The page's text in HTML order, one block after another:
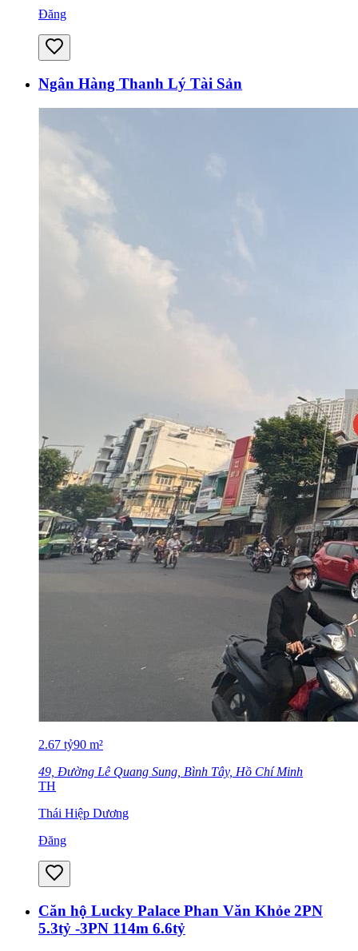
Đăng
Ngân Hàng Thanh Lý Tài Sản
2.67 tỷ90 m²
49, Đường Lê Quang Sung, Bình Tây, Hồ Chí Minh
TH
Thái Hiệp Dương
Đăng
Căn hộ Lucky Palace Phan Văn Khỏe 2PN
5.3tỷ -3PN 114m 6.6tỷ